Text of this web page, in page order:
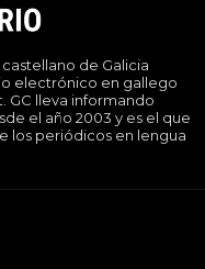
de Galicia
electrónico en gallego
GC lleva informando
el año 2003 y es el que
los periódicos en lengua